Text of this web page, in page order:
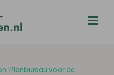
Planbureau voor de